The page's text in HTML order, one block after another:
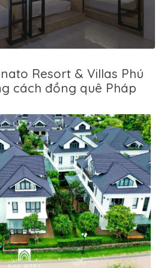
Resort & Villas Phú
cách đồng quê Pháp